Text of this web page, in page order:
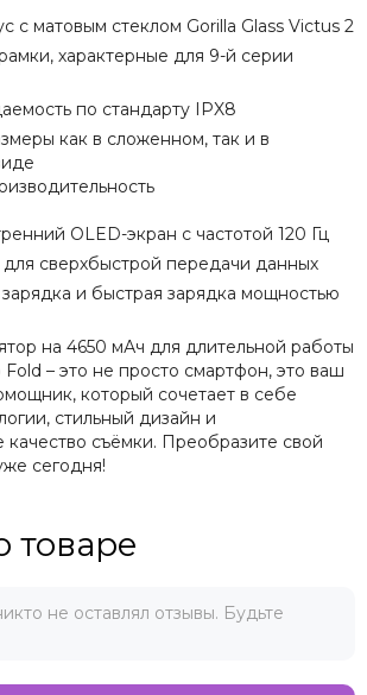
с матовым стеклом Gorilla Glass Victus 2
характерные для 9-й серии
по стандарту IPX8
как в сложенном, так и в
OLED-экран с частотой 120 Гц
сверхбыстрой передачи данных
и быстрая зарядка мощностью
на 4650 мАч для длительной работы
– это не просто смартфон, это ваш
который сочетает в себе
стильный дизайн и
съёмки. Преобразите свой
сегодня!
товаре
не оставлял отзывы. Будьте